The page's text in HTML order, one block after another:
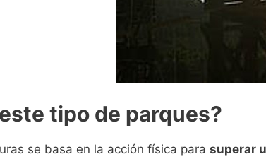
tipo de parques?
se basa en la acción física para superar